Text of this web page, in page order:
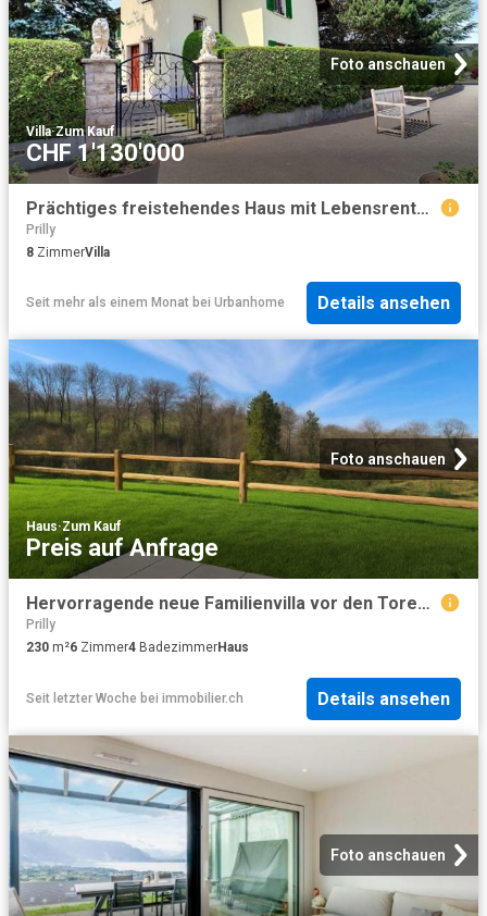
Foto anschauen
Villa·Zum Kauf
CHF 1'130'000
Prächtiges freistehendes Haus mit Lebensrente, ohne Miete bewohnt und mit Blick auf den Jura
Prilly
8 ZimmerVilla
Seit mehr als einem Monat bei Urbanhome Details ansehen
Foto anschauen
Haus·Zum Kauf
Preis auf Anfrage
Hervorragende neue Familienvilla vor den Toren Lausannes eine echte Gelegenheit!
Prilly
230 m²6 Zimmer4 BadezimmerHaus
Seit letzter Woche bei immobilier.ch Details ansehen
Foto anschauen